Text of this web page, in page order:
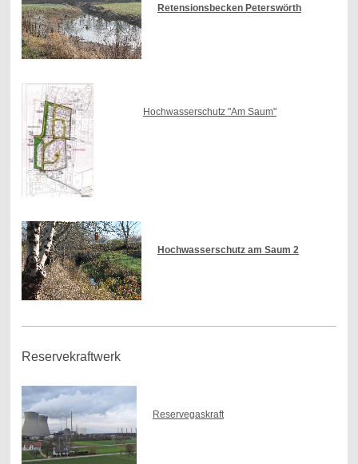
Retensionsbecken Peterswörth
Hochwasserschutz "Am Saum"
Hochwasserschutz am Saum 2
Reservekraftwerk
Reservegaskraft